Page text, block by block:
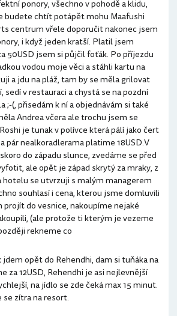
ponory, všechno v pohodě a klidu,
budete chtít potápět mohu Maafushi
centrum vřele doporučit nakonec jsem
i když jeden kratší. Platil jsem
50USD jsem si půjčil foťák. Po příjezdu
vodou moje věci a stáhli kartu na
a jdu na pláž, tam by se měla grilovat
sedí v restauraci a chystá se na pozdní
;-(, přisedám k ní a objednávám si také
Andrea včera ale trochu jsem se
je tunak v polívce která pálí jako čert
pár nealkoradlerama platime 18USD.V
do západu slunce, zvedáme se před
ale opět je západ skrytý za mraky, z
hotelu se utvrzuji s malým managerem
souhlasí i cena, kterou jsme domluvili
projít do vesnice, nakoupíme nejaké
(ale protože ti kterým je vezeme
rekneme co
opět do Rehendhi, dam si tuňáka na
za 12USD, Rehendhi je asi nejlevnější
na jídlo se zde čeká max 15 minut.
se zítra na resort.